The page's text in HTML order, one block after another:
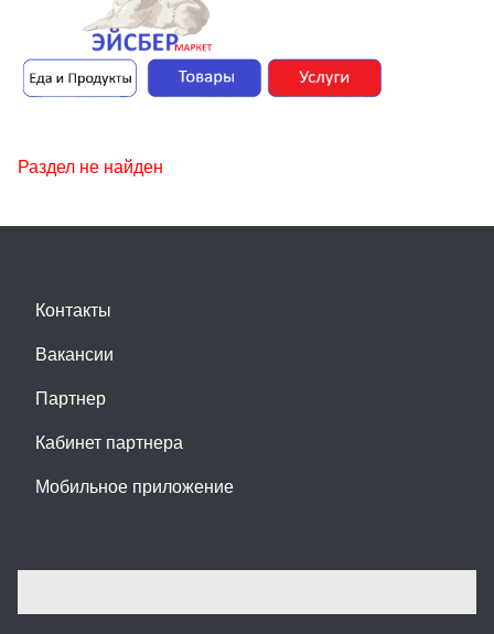
Раздел не найден
Контакты
Вакансии
Партнер
Кабинет партнера
Мобильное приложение